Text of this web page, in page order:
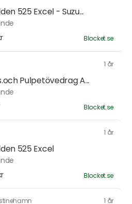
525 Excel - Suzu...
Blocket.se
1 år
Pulpetövedrag A...
Blocket.se
1 år
525 Excel
Blocket.se
1 år